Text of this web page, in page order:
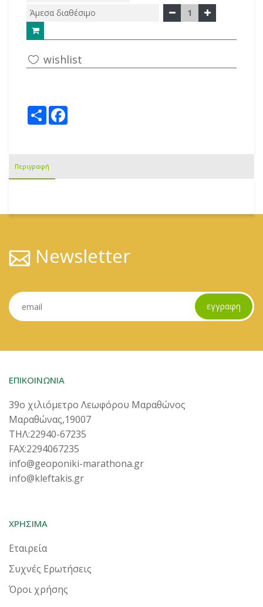
Άμεσα διαθέσιμο
1
wishlist
Share
Περιγραφή
Newsletter
εγγραφη
ΕΠΙΚΟΙΝΩΝΙΑ
39ο χιλιόμετρο Λεωφόρου Μαραθώνος
Μαραθώνας,19007
ΤΗΛ:22940-67235
FAX:2294067235
info@geoponiki-marathona.gr
info@kleftakis.gr
ΧΡΗΣΙΜΑ
Εταιρεία
Συχνές Ερωτήσεις
Όροι χρήσης